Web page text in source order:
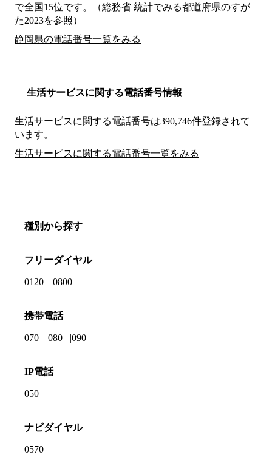
で全国15位です。（総務省 統計でみる都道府県のすが
た2023を参照）
静岡県の電話番号一覧をみる
生活サービスに関する電話番号情報
生活サービスに関する電話番号は390,746件登録されて
います。
生活サービスに関する電話番号一覧をみる
種別から探す
フリーダイヤル
0120 0800
携帯電話
070 080 090
IP電話
050
ナビダイヤル
0570